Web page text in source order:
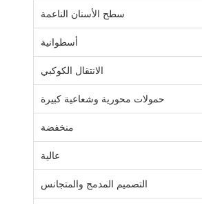
سطح الأسنان الناعمة
أسطوانية
الانتقال الكوكبي
حمولات محورية وشعاعية كبيرة
منخفضة
عالية
التصميم المدمج والمتجانس